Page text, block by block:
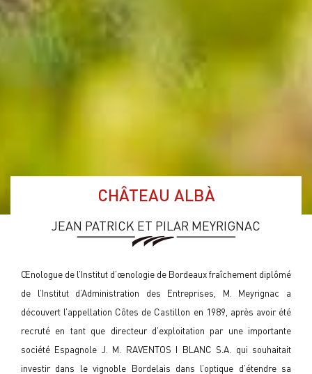
CHÂTEAU ALBÀ
JEAN PATRICK ET PILAR MEYRIGNAC
Œnologue de l’Institut d’œnologie de Bordeaux fraîchement diplômé
de l’Institut d’Administration des Entreprises, M. Meyrignac a
découvert l’appellation Côtes de Castillon en 1989, après avoir été
recruté en tant que directeur d’exploitation par une importante
société Espagnole J. M. RAVENTOS I BLANC S.A. qui souhaitait
investir dans le vignoble Bordelais dans l’optique d’étendre sa